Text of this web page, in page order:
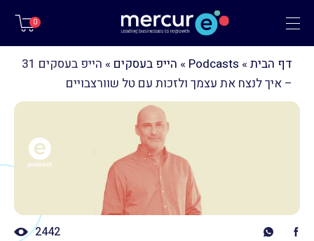
תפריט 0
דף הבית »
Podcasts
» הייפ בעסקים »
הייפ בעסקים 31
– איך לנצח את עצמך ולזכות עם טל שוורצבויים
2442